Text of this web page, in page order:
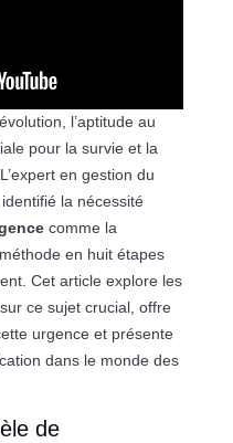
l’aptitude au
pour la survie et la
en gestion du
la nécessité
comme la
en huit étapes
Cet article explore les
ce sujet crucial, offre
urgence et présente
dans le monde des
de